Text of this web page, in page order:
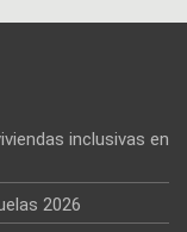
inclusivas en
2026